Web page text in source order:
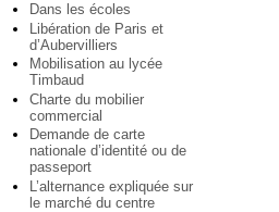
Dans les écoles
Libération de Paris et
d’Aubervilliers
Mobilisation au lycée
Timbaud
Charte du mobilier
commercial
Demande de carte
nationale d’identité ou de
passeport
L’alternance expliquée sur
le marché du centre